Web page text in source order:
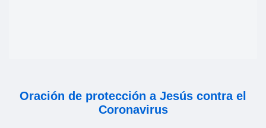
Oración de protección a Jesús contra el
Coronavirus